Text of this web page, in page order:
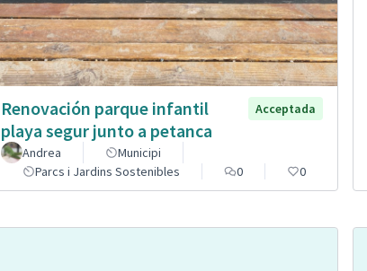
Renovación parque infantil
playa segur junto a petanca
Acceptada
Andrea
Municipi
Parcs i Jardins Sostenibles
0 0